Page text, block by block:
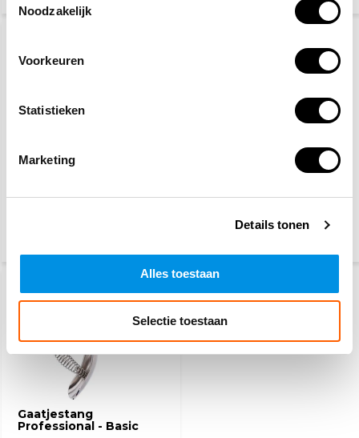
Noodzakelijk
Voorkeuren
Statistieken
Marketing
Details tonen
Alles toestaan
Selectie toestaan
Gaatjestang voor
96,90
Gaatjestang
Professional - Basic